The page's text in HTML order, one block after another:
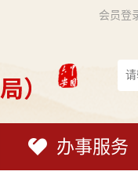
会员登
办事服务